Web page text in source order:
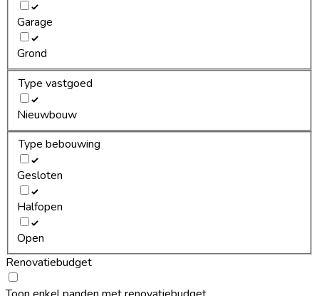
Garage
Grond
Type vastgoed
Nieuwbouw
Type bebouwing
Gesloten
Halfopen
Open
Renovatiebudget